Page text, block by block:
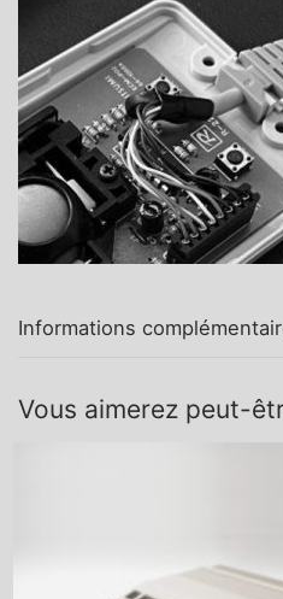
Informations
Vous aimerez peut-